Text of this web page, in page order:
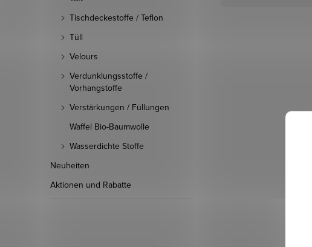
Tischdeckestoffe / Teflon
Tüll
Velours
Verdunklungsstoffe /
Vorhangstoffe
Verstärkungen / Füllungen
Waffel Bio-Baumwolle
Wasserdichte Stoffe
Neuheiten
Aktionen und Rabatte